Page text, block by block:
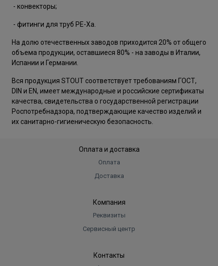
- конвекторы;
- фитинги для труб PE-Xa.
На долю отечественных заводов приходится 20% от общего
объема продукции, оставшиеся 80% - на заводы в Италии,
Испании и Германии.
Вся продукция STOUT соответствует требованиям ГОСТ,
DIN и EN, имеет международные и российские сертификаты
качества, свидетельства о государственной регистрации
Роспотребнадзора, подтверждающие качество изделий и
их санитарно-гигиеническую безопасность.
Оплата и доставка
Оплата
Доставка
Компания
Реквизиты
Сервисный центр
Контакты